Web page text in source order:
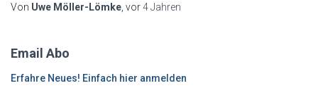
Von Uwe Möller-Lömke , vor4 Jahren
Email Abo
Erfahre Neues! Einfach hier anmelden